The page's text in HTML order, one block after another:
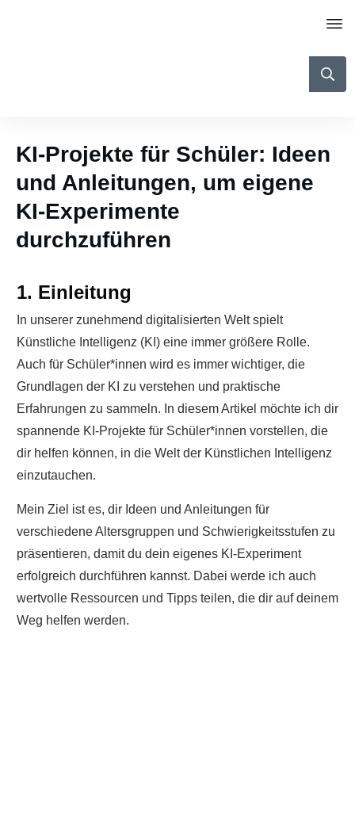
KI-Projekte für Schüler: Ideen
und Anleitungen, um eigene
KI-Experimente
durchzuführen
1. Einleitung
In unserer zunehmend digitalisierten Welt spielt
Künstliche Intelligenz (KI) eine immer größere Rolle.
Auch für Schüler*innen wird es immer wichtiger, die
Grundlagen der KI zu verstehen und praktische
Erfahrungen zu sammeln. In diesem Artikel möchte ich dir
spannende KI-Projekte für Schüler*innen vorstellen, die
dir helfen können, in die Welt der Künstlichen Intelligenz
einzutauchen.
Mein Ziel ist es, dir Ideen und Anleitungen für
verschiedene Altersgruppen und Schwierigkeitsstufen zu
präsentieren, damit du dein eigenes KI-Experiment
erfolgreich durchführen kannst. Dabei werde ich auch
wertvolle Ressourcen und Tipps teilen, die dir auf deinem
Weg helfen werden.